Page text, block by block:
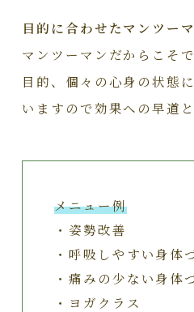
目的に合わせたマンツー
マンツーマンだからこそ
目的、個々の心身の状態
いますので効果への早道
メニュー例
・姿勢改善
・呼吸しやすい身体
・痛みの少ない身体
・ヨガクラス